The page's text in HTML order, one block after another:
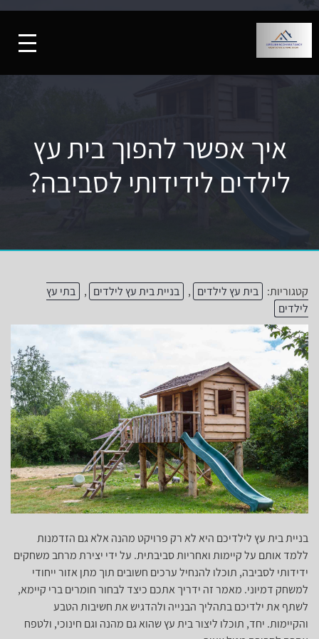
איך אפשר להפוך בית עץ
לילדים לידידותי לסביבה?
קטגוריות: בית עץ לילדים , בניית בית עץ לילדים ,
בתי עץ
לילדים
בניית בית עץ לילדיכם היא לא רק פרויקט מהנה אלא גם הזדמנות
ללמד אותם על קיימות ואחריות סביבתית. על ידי יצירת מרחב משחקים
ידידותי לסביבה, תוכלו להנחיל ערכים חשובים תוך מתן אזור ייחודי
למשחק דמיוני. מאמר זה ידריך אתכם כיצד לבחור חומרים ברי קיימא,
לשתף את ילדיכם בתהליך הבנייה ולהדגיש את חשיבות הטבע
והקיימות. יחד, תוכלו ליצור בית עץ שהוא גם מהנה וגם חינוכי, ולטפח